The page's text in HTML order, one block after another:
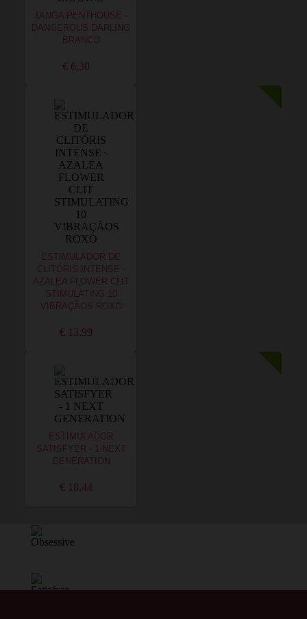
TANGA PENTHOUSE -
DANGEROUS DARLING
BRANCO
€ 6,30
ESTIMULADOR DE
CLITÓRIS INTENSE -
AZALEA FLOWER CLIT
STIMULATING 10
VIBRAÇÃOS ROXO
€ 13,99
ESTIMULADOR
SATISFYER - 1 NEXT
GENERATION
€ 18,44